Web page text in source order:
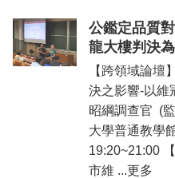
公鑑定品質
龍大樓判決
【跨領域論壇
決之影響-以維
昭綱調查官 (
大學普通教學
19:20~21:00
市維 ...更多